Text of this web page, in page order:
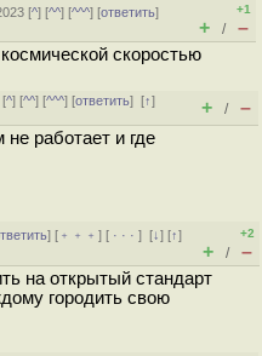
[^] [^^] [^^^] [ответить]
+1
+ / –
скоростью
[^] [^^] [^^^] [ответить][↑]
+ / –
работает и где
] [ ﹢﹢﹢] [ · · ·][↓] [↑]
+2
+ / –
на открытый стандарт
городить свою